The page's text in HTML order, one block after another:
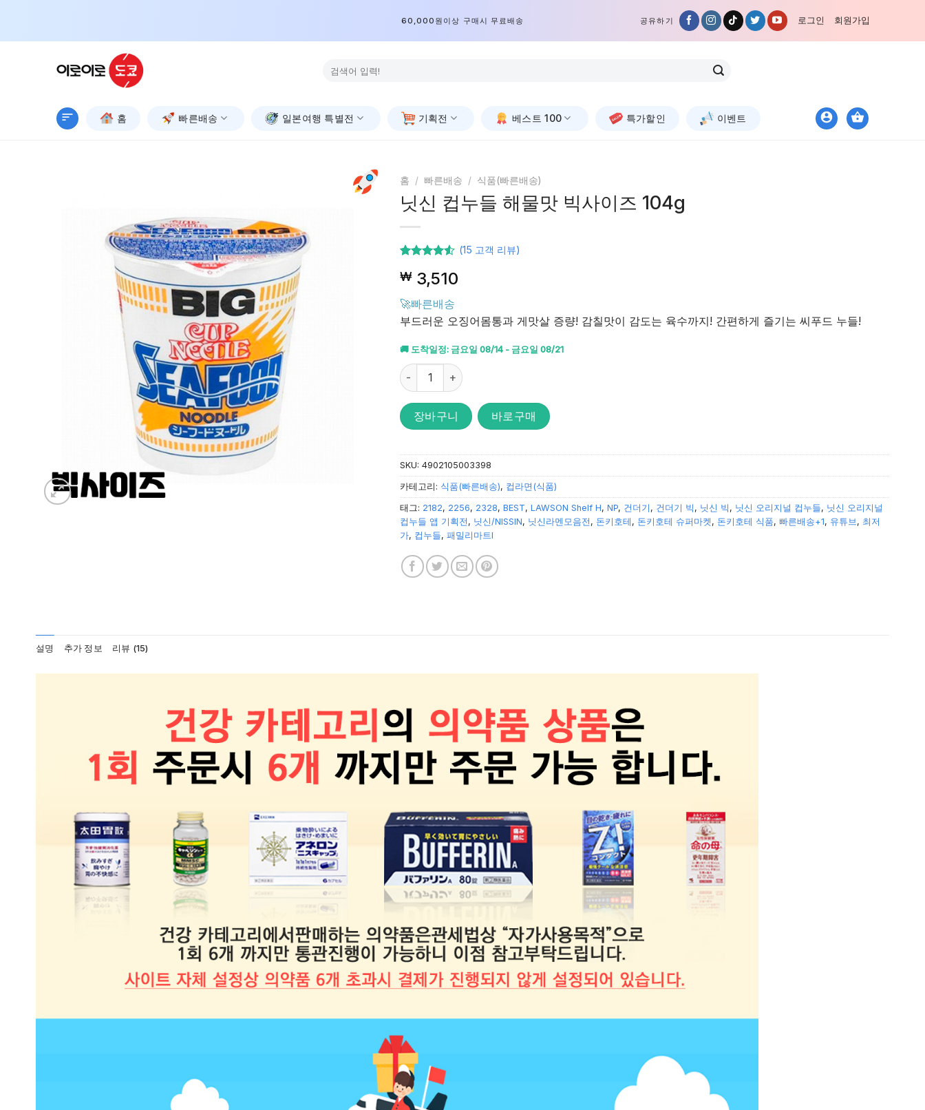
content
60,000원이상 구매시 무료배송 공유하기 로그인 회원가입
색:
홈 빠른배송 일본여행 특별전 기획전 베스트 100 특가할인 이벤트
홈 / 빠른배송 / 식품(빠른배송)
닛신 컵누들 해물맛 빅사이즈 104g
기준으로
5점 중
4.47 점을
받았습니
다.
(15 고객 리뷰)
₩ 3,510
🚀빠른배송
부드러운 오징어몸통과 게맛살 증량! 감칠맛이 감도는 육수까지! 간편하게 즐기는 씨푸드 누들!
🚚 도착일정: 금요일 08/14 - 금요일 08/21
닛신 컵누들 해물맛 빅사이즈 104g 수량
장바구니 바로구매
SKU:4902105003398
카테고리: 식품(빠른배송), 컵라면(식품)
태그: 2182, 2256, 2328,BEST,LAWSON Shelf H,NP, 건더기 , 건더기 빅 , 닛신 빅 , 닛신 오리지널 컵누들, 닛신 오리지널
컵누들 앱 기획전 , 닛신/NISSIN, 닛신라멘모음전 , 돈키호테 , 돈키호테 슈퍼마켓 , 돈키호테 식품, 빠른배송+1, 유튜브 , 최저
가, 컵누들,패밀리마트I
설명 추가 정보 리뷰 (15)